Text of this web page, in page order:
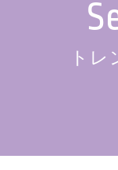
トレ